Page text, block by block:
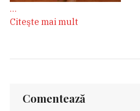
…
Citeşte mai mult
Comentează